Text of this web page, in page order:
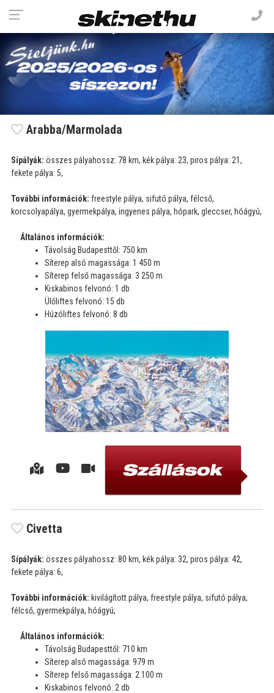
Arabba/Marmolada
Sípályák: összes pályahossz: 78 km, kék pálya: 23, piros pálya: 21,
fekete pálya: 5,
További információk: freestyle pálya, sifutó pálya, félcső,
korcsolyapálya, gyermekpálya, ingyenes pálya, hópark, gleccser, hóágyú,
Általános információk:
Távolság Budapesttől: 750 km
Síterep alsó magassága: 1 450 m
Síterep felső magassága: 3 250 m
Kiskabinos felvonó: 1 db
Ülőliftes felvonó: 15 db
Húzóliftes felvonó: 8 db
Civetta
Sípályák: összes pályahossz: 80 km, kék pálya: 32, piros pálya: 42,
fekete pálya: 6,
További információk: kivilágított pálya, freestyle pálya, sifutó pálya,
félcső, gyermekpálya, hóágyú,
Általános információk:
Távolság Budapesttől: 710 km
Síterep alsó magassága: 979 m
Síterep felső magassága: 2 100 m
Kiskabinos felvonó: 2 db